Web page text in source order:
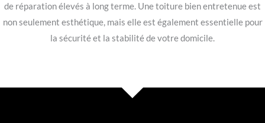
de réparation élevés à long terme. Une toiture bien entretenue est
non seulement esthétique, mais elle est également essentielle pour
la sécurité et la stabilité de votre domicile.